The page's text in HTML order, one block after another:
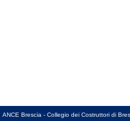
ANCE Brescia - Collegio dei Costruttori di